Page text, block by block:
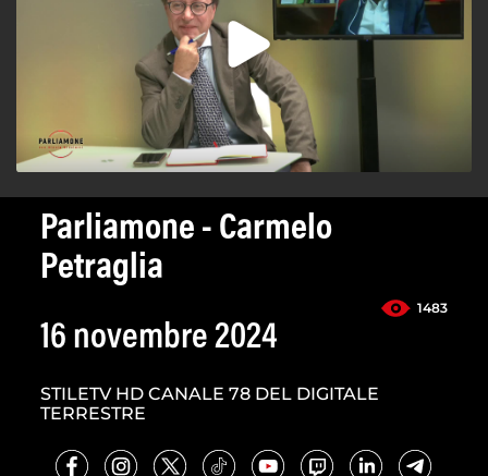
Parliamone - Carmelo
Petraglia
1483
16 novembre 2024
STILETV HD CANALE 78 DEL DIGITALE
TERRESTRE